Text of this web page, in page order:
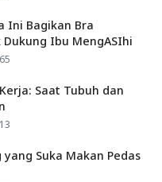
Ini Bagikan Bra
Ibu MengASIhi
Saat Tubuh dan
Suka Makan Pedas